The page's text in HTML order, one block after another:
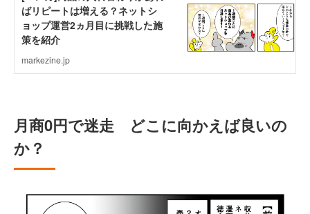
月商0円で迷走 どこに向かえば良いの
か？